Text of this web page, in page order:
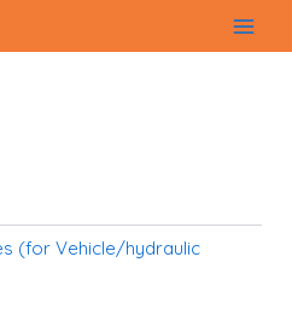
Main
(for Vehicle/hydraulic